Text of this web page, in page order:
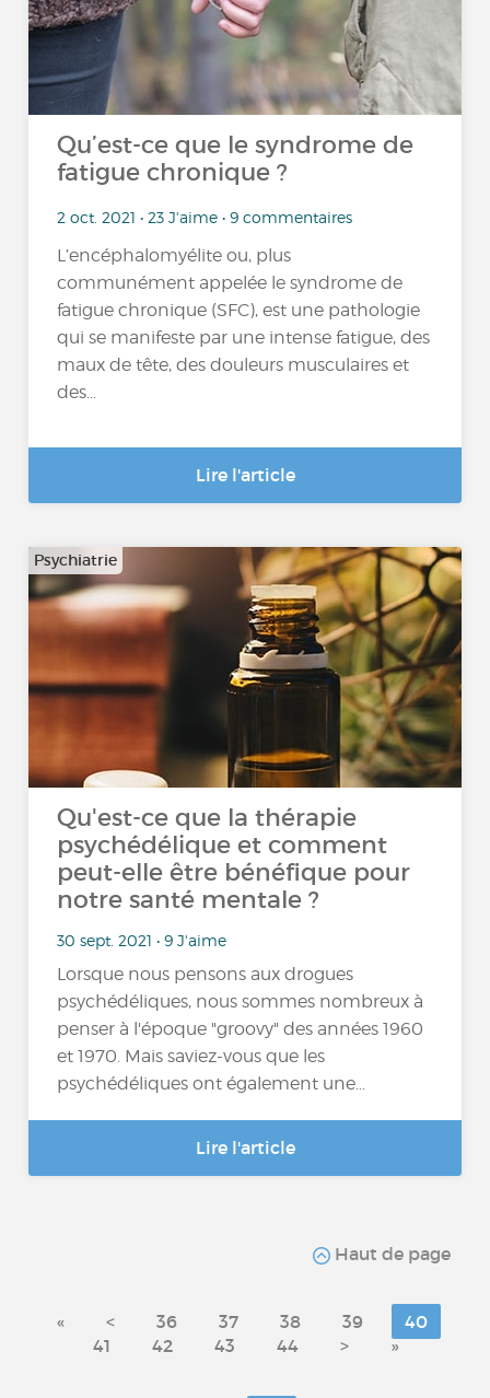
Qu’est-ce que le syndrome de
fatigue chronique ?
2 oct. 2021 • 23 J'aime • 9 commentaires
L’encéphalomyélite ou, plus
communément appelée le syndrome de
fatigue chronique (SFC), est une pathologie
qui se manifeste par une intense fatigue, des
maux de tête, des douleurs musculaires et
des...
Lire l'article
Psychiatrie
Qu'est-ce que la thérapie
psychédélique et comment
peut-elle être bénéfique pour
notre santé mentale ?
30 sept. 2021 • 9 J'aime
Lorsque nous pensons aux drogues
psychédéliques, nous sommes nombreux à
penser à l'époque "groovy" des années 1960
et 1970. Mais saviez-vous que les
psychédéliques ont également une…
Lire l'article
Haut de page
« < 36 37 38 39
40
41
42 43 44 > »